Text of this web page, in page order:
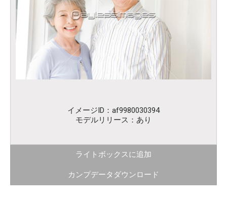
イメージID：af9980030394
モデルリリース：あり
ライトボックスに追加
カンプデータダウンロード